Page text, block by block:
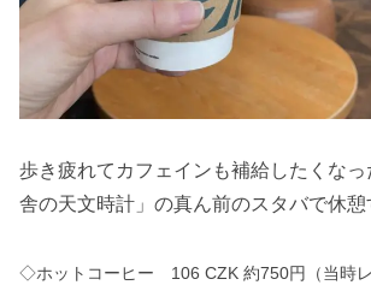
歩き疲れてカフェインも補給したくな
舎の天文時計」の真ん前のスタバで休憩
◇ホットコーヒー 106 CZK 約750円（当時レ